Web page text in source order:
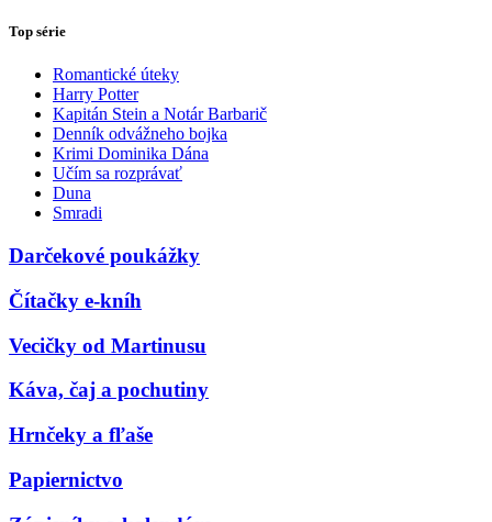
Top série
Romantické úteky
Harry Potter
Kapitán Stein a Notár Barbarič
Denník odvážneho bojka
Krimi Dominika Dána
Učím sa rozprávať
Duna
Smradi
Darčekové poukážky
Čítačky e-kníh
Vecičky od Martinusu
Káva, čaj a pochutiny
Hrnčeky a fľaše
Papiernictvo